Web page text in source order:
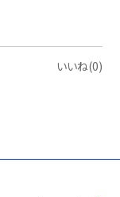
いいね(0)